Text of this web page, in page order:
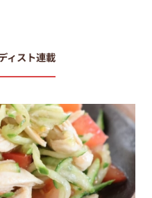
ィスト連載